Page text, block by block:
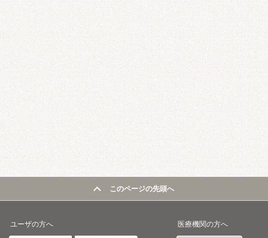
このページの先頭へ
ユーザの方へ 医療機関の方へ